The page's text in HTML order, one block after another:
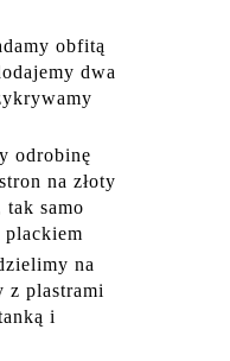
obfitą
dwa
odrobinę
na złoty
tak samo
plackiem
na
z plastrami
i